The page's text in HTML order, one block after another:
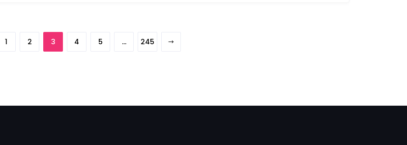
1 2 3 4 5 … 245